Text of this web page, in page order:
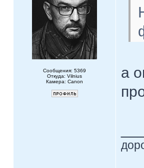
Сообщения: 5369
Откуда: Vilnius
Камера: Canon
а